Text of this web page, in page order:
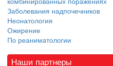
Заболевания надпочечников
Неонатология
Ожирение
По реаниматологии
Наши партнеры